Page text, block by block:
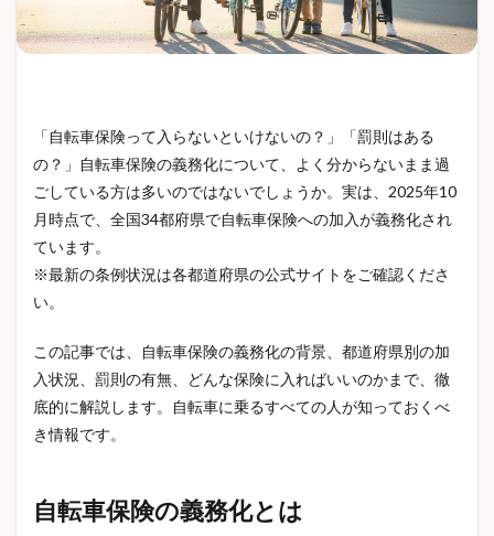
「自転車保険って入らないといけないの？」「罰則はある
の？」自転車保険の義務化について、よく分からないまま過
ごしている方は多いのではないでしょうか。実は、2025年10
月時点で、全国34都府県で自転車保険への加入が義務化され
ています。
※最新の条例状況は各都道府県の公式サイトをご確認くださ
い。
この記事では、自転車保険の義務化の背景、都道府県別の加
入状況、罰則の有無、どんな保険に入ればいいのかまで、徹
底的に解説します。自転車に乗るすべての人が知っておくべ
き情報です。
自転車保険の義務化とは
Nミラクサイズ感
Nミラクメンズ
Nミラクレディース
Nミラク価格
Nミラク口コミ
ReFaリカバリーウェア
RESNO
ROOMシリーズ
S&P500
S20 SEO対策
SNSトレンド
SNS動画
SNS映え STANLEY
STTOKE
TELIC
Tシャツ
UVカット UVレジン
VENEX
WiFi防犯カメラ
WordPress
WordPressブログ
WordPress高速化
WTI原油
XServer VPS
Yahooショッピング
Z世代
Z世代トレンド
おもちゃ
お金の知識
お金の管理 かわいい雑貨